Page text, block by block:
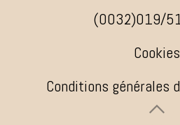
(0032)019/
Cookies
Conditions générales